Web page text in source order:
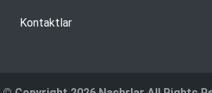
Kontaktlar